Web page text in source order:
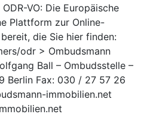
VO: Die Europäische
Plattform zur Online-
die Sie hier finden:
odr > Ombudsmann
Ball – Ombudsstelle –
Berlin Fax: 030 / 27 57 26
immobilien.net